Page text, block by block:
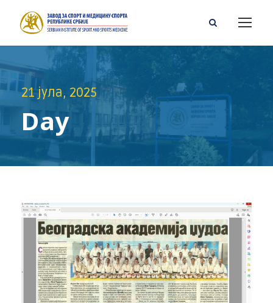
21 јула, 2025
Day